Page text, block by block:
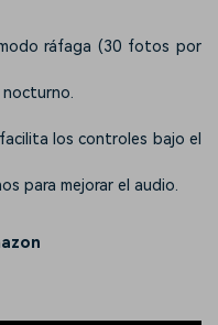
ráfaga (30 fotos por
los controles bajo el
para mejorar el audio.